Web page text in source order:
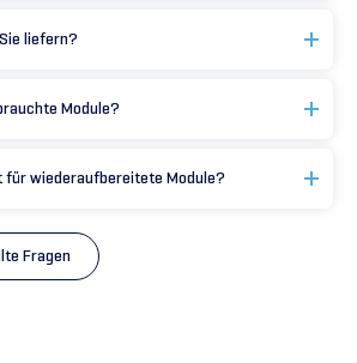
liefern?
Module?
für wiederaufbereitete Module?
Fragen